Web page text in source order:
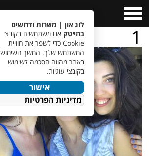
Menu
1
לוג און | משרות ודרושים
בהייטק אנו משתמשים בקובצי
Cookie כדי לשפר את חוויית
המשתמש שלך. המשך השימוש
באתר מהווה הסכמה לשימוש
בקובצי עוגיות.
אישור
מדיניות הפרטיות